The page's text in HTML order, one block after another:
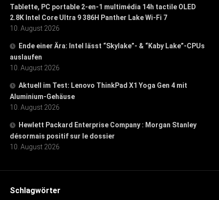
Tablette, PC portable 2-en-1 multimédia 14h tactile OLED
2.8K Intel Core Ultra 9 386H Panther Lake Wi-Fi 7
10. August 2026
Ende einer Ära: Intel lässt “Skylake”- & “Kaby Lake”-CPUs
auslaufen
10. August 2026
Aktuell im Test: Lenovo ThinkPad X1 Yoga Gen 4 mit
Aluminium-Gehäuse
10. August 2026
Hewlett Packard Enterprise Company : Morgan Stanley
désormais positif sur le dossier
10. August 2026
Schlagwörter